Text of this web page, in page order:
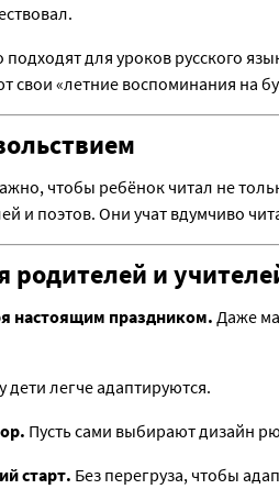
подходят для уроков русского
свои «летние воспоминания на
чтобы ребёнок читал не
и поэтов. Они учат вдумчиво
родителей и
настоящим праздником. Даже
дети легче адаптируются.
Пусть сами выбирают дизайн
старт. Без перегруза, чтобы